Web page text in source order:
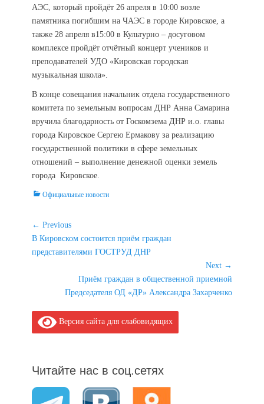
АЭС, который пройдёт 26 апреля в 10:00 возле
памятника погибшим на ЧАЭС в городе Кировское, а
также 28 апреля в15:00 в Культурно – досуговом
комплексе пройдёт отчётный концерт учеников и
преподавателей УДО «Кировская городская
музыкальная школа».
В конце совещания начальник отдела государственного
комитета по земельным вопросам ДНР Анна Самарина
вручила благодарность от Госкомзема ДНР и.о. главы
города Кировское Сергею Ермакову за реализацию
государственной политики в сфере земельных
отношений – выполнение денежной оценки земель
города Кировское.
Categories
Официальные новости
Навигация
по
записям
← Previous
Previous
post:
В Кировском состоится приём граждан
представителями ГОСТРУД ДНР
Next →
Приём граждан в общественной приемной
Председателя ОД «ДР» Александра Захарченко
Версия сайта для слабовидящих
Читайте нас в соц.сетях